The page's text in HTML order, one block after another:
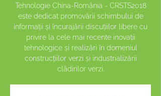
Tehnologie China-România - CRSTS2018
este dedicat promovării schimbului de
informații și încurajării discuțiilor libere cu
privire la cele mai recente inovații
tehnologice și realizări în domeniul
construcțiilor verzi și industrializării
clădirilor verzi.